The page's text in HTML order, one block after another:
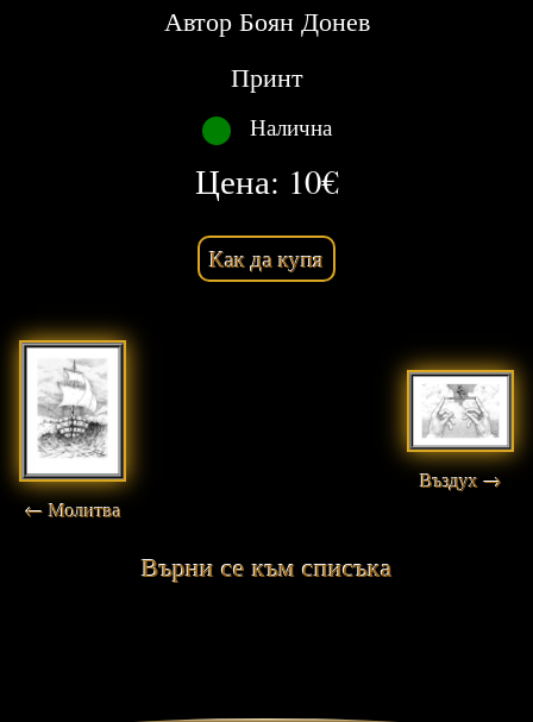
Автор Боян Донев
Принт
Налична
Цена: 10€
Как да купя
← Молитва
Въздух →
Върни се към списъка